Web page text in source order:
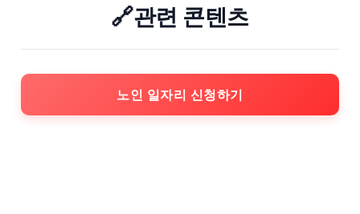
🔗관련 콘텐츠
노인 일자리 신청하기